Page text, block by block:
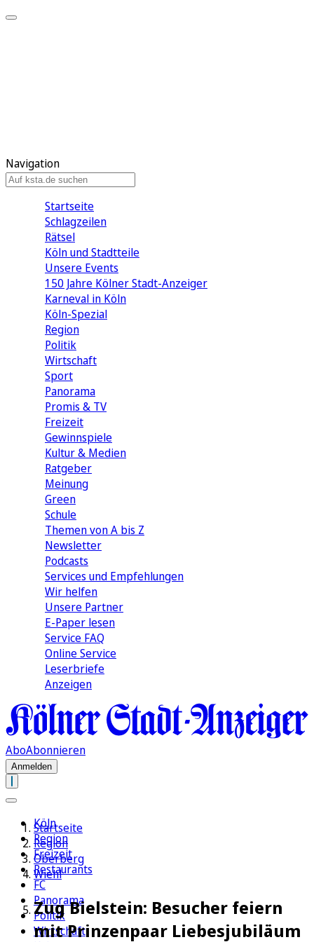
Navigation
Startseite
Schlagzeilen
Rätsel
Köln und Stadtteile
Unsere Events
150 Jahre Kölner Stadt-Anzeiger
Karneval in Köln
Köln-Spezial
Region
Politik
Wirtschaft
Sport
Panorama
Promis & TV
Freizeit
Gewinnspiele
Kultur & Medien
Ratgeber
Meinung
Green
Schule
Themen von A bis Z
Newsletter
Podcasts
Services und Empfehlungen
Wir helfen
Unsere Partner
E-Paper lesen
Service FAQ
Online Service
Leserbriefe
Anzeigen
AboAbonnieren
Anmelden
Köln
Region
Freizeit
Restaurants
FC
Panorama
Politik
Wirtschaft
Startseite
Region
Oberberg
Wiehl
Zug Bielstein: Besucher feiern
mit Prinzenpaar Liebesjubiläum